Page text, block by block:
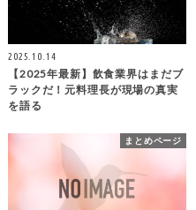
2025.10.14
【2025年最新】飲食業界はまだブ
ラックだ！元料理長が現場の真実
を語る
まとめページ